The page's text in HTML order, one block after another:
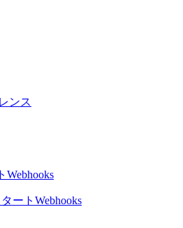
ンス
Webhooks
ート Webhooks